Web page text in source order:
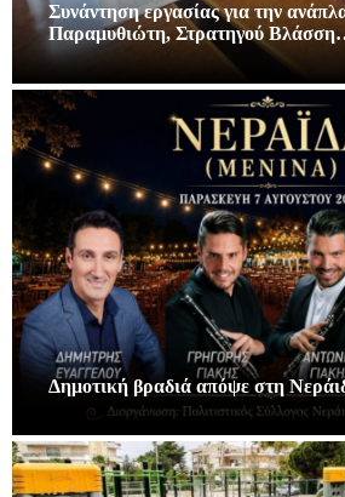
Συνάντηση εργασίας για την
Παραμυθιώτη, Στρατηγού
Δημοτική βραδιά απόψε στη